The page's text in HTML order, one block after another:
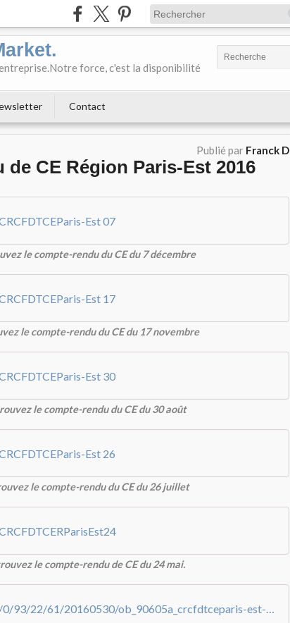
force, c'est la disponibilité
Contact
Publié par Franck D
de CE Région Paris-Est 2016
Est 07
le compte-rendu du CE du 7 décembre
Est 17
le compte-rendu du CE du 17 novembre
Est 30
le compte-rendu du CE du 30 août
Est 26
le compte-rendu du CE du 26 juillet
le compte-rendu de CE du 24 mai.